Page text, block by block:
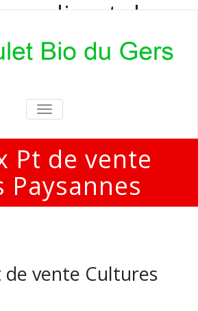
en direct de
bio
de poulets bio aux
et professionnels
TOGGLE
NAVIGATION
Pt de vente
Paysannes
de vente Cultures